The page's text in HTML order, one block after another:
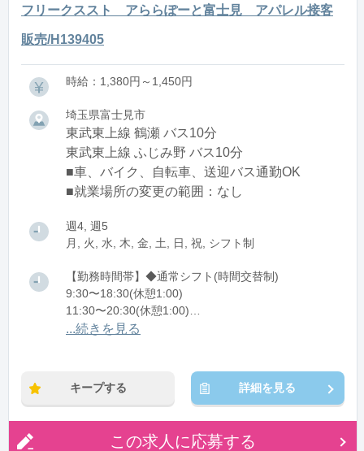
フリークススト アららぽーと富士見 アパレル接客
販売/H139405
時給：1,380円～1,450円
埼玉県富士見市
東武東上線 鶴瀬 バス10分
東武東上線 ふじみ野 バス10分
■車、バイク、自転車、送迎バス通勤OK
■就業場所の変更の範囲：なし
週4, 週5
月, 火, 水, 木, 金, 土, 日, 祝, シフト制
【勤務時間帯】◆通常シフト(時間交替制)
9:30〜18:30(休憩1:00)
11:30〜20:30(休憩1:00)
12:30〜21:30(休憩1:00)
...続きを見る
キープする 詳細を見る
この求人に応募する